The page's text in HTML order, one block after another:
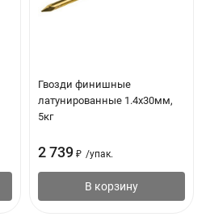
Гвозди финишные
латунированные 1.4х30мм,
5кг
2 739 ₽ /упак.
В корзину